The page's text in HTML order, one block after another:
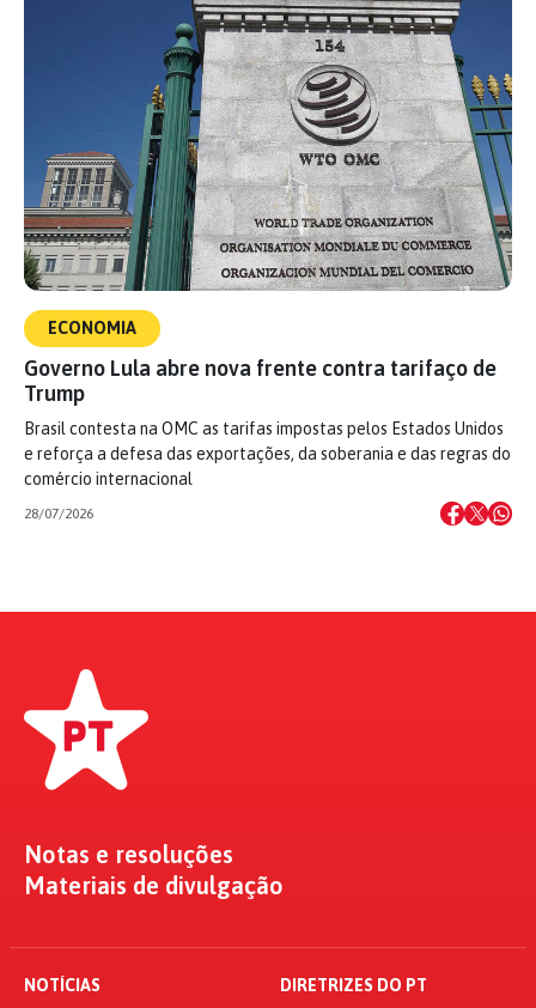
ECONOMIA
Governo Lula abre nova frente contra tarifaço de
Trump
Brasil contesta na OMC as tarifas impostas pelos Estados Unidos
e reforça a defesa das exportações, da soberania e das regras do
comércio internacional
28/07/2026
Notas e resoluções
Materiais de divulgação
NOTÍCIAS DIRETRIZES DO PT